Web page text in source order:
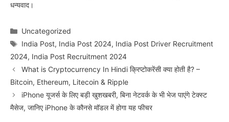
धन्यवाद।
Categories
Uncategorized
Tags
India Post, India Post 2024, India Post Driver Recruitment
2024, India Post Recruitment 2024
What is Cryptocurrency In Hindi क्रिप्टोकरेंसी क्या होती है? –
Bitcoin, Ethereum, Litecoin & Ripple
iPhone यूजर्स के लिए बड़ी खुशखबरी, बिना नेटवर्क के भी भेज पाएंगे टेक्स्ट
मैसेज, जानिए iPhone के कौनसे मॉडल में होगा यह फीचर